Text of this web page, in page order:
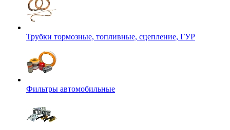
Трубки тормозные, топливные, сцепление, ГУР
Фильтры автомобильные